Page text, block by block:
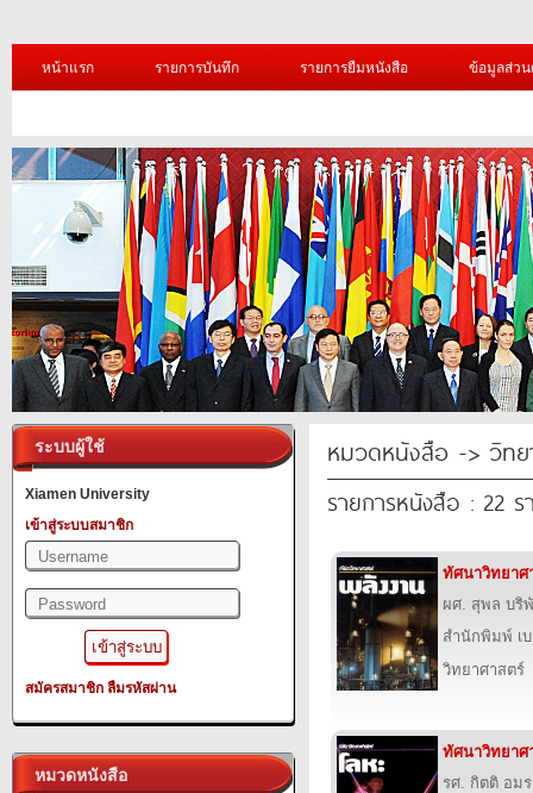
หน้าแรก รายการบันทึก รายการยืมหนังสือ ข้อมูลส่ว
ระบบผู้ใช้
Xiamen University
เข้าสู่ระบบสมาชิก
สมัครสมาชิก ลืมรหัสผ่าน
หมวดหนังสือ
หมวดหนังสือ -> วิทย
รายการหนังสือ : 22 ร
ทัศนาวิทยาศ
ผศ. สุพล บริ
สำนักพิมพ์ เ
วิทยาศาสตร์
ทัศนาวิทยาศ
รศ. กิตติ อม